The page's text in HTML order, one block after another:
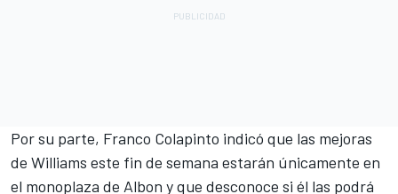
Por su parte, Franco Colapinto indicó que las mejoras
de Williams este fin de semana estarán únicamente en
el monoplaza de Albon y que desconoce si él las podrá